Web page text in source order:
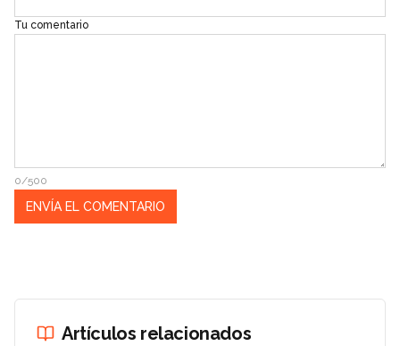
Tu comentario
0/500
Artículos relacionados